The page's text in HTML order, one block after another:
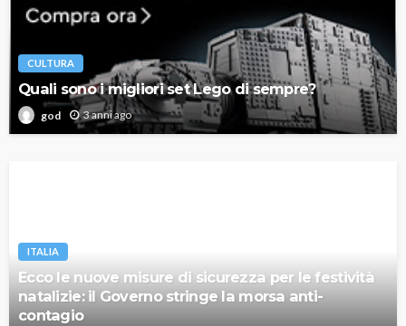
CULTURA
Quali sono i migliori set Lego di sempre?
god 3 anni ago
ITALIA
Ecco le nuove misure di sicurezza per le festività
natalizie: il Governo stringe la morsa anti-
contagio